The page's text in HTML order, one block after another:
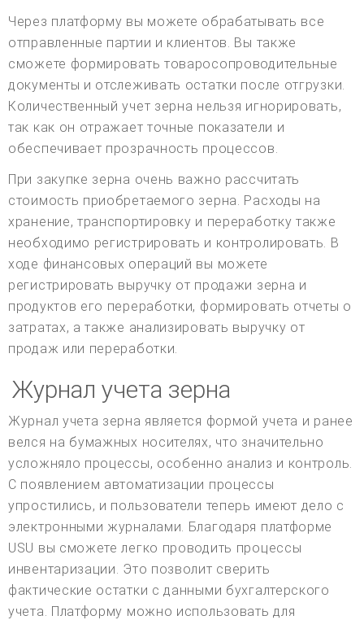
Через платформу вы можете обрабатывать все
отправленные партии и клиентов. Вы также
сможете формировать товаросопроводительные
документы и отслеживать остатки после отгрузки.
Количественный учет зерна нельзя игнорировать,
так как он отражает точные показатели и
обеспечивает прозрачность процессов.
При закупке зерна очень важно рассчитать
стоимость приобретаемого зерна. Расходы на
хранение, транспортировку и переработку также
необходимо регистрировать и контролировать. В
ходе финансовых операций вы можете
регистрировать выручку от продажи зерна и
продуктов его переработки, формировать отчеты о
затратах, а также анализировать выручку от
продаж или переработки.
Журнал учета зерна
Журнал учета зерна является формой учета и ранее
велся на бумажных носителях, что значительно
усложняло процессы, особенно анализ и контроль.
С появлением автоматизации процессы
упростились, и пользователи теперь имеют дело с
электронными журналами. Благодаря платформе
USU вы сможете легко проводить процессы
инвентаризации. Это позволит сверить
фактические остатки с данными бухгалтерского
учета. Платформу можно использовать для